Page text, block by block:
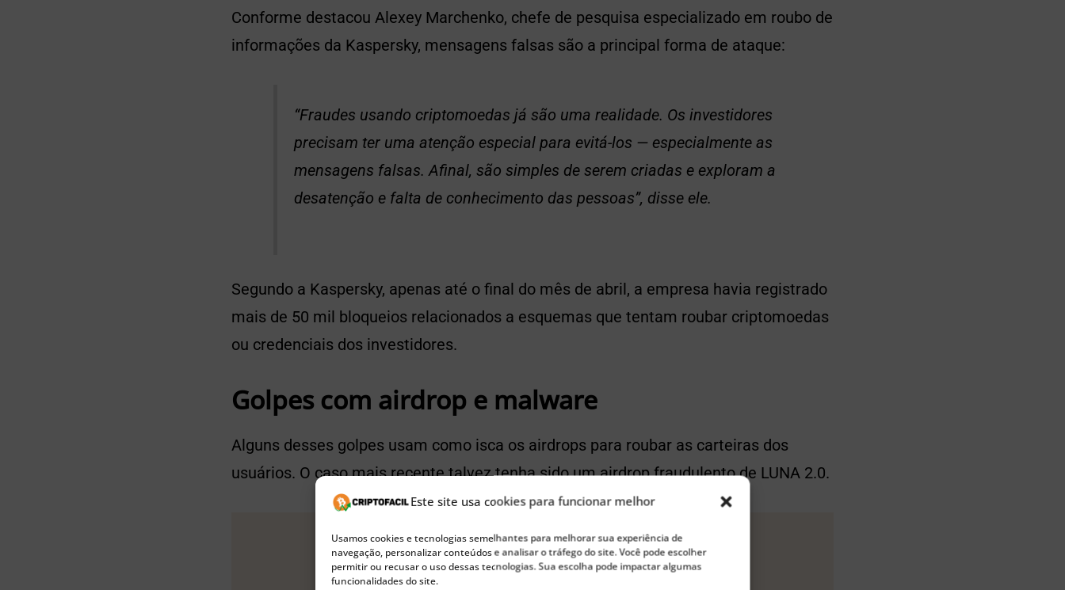
Este site usa cookies para funcionar melhor
Usamos cookies e tecnologias semelhantes para melhorar sua experiência de
navegação, personalizar conteúdos e analisar o tráfego do site. Você pode escolher
permitir ou recusar o uso dessas tecnologias. Sua escolha pode impactar algumas
funcionalidades do site.
Conforme destacou Alexey Marchenko, chefe de pesquisa especializado em roubo de
informações da Kaspersky, mensagens falsas são a principal forma de ataque:
“Fraudes usando criptomoedas já são uma realidade. Os investidores
precisam ter uma atenção especial para evitá-los — especialmente as
mensagens falsas. Afinal, são simples de serem criadas e exploram a
desatenção e falta de conhecimento das pessoas”, disse ele.
Segundo a Kaspersky, apenas até o final do mês de abril, a empresa havia registrado
mais de 50 mil bloqueios relacionados a esquemas que tentam roubar criptomoedas
ou credenciais dos investidores.
Golpes com airdrop e malware
Alguns desses golpes usam como isca os airdrops para roubar as carteiras dos
usuários. O caso mais recente talvez tenha sido um airdrop fraudulento de LUNA 2.0.
🚀 Buscando a próxima moeda 100x?
Confira nossas sugestões de Pre-Sales para investir agora